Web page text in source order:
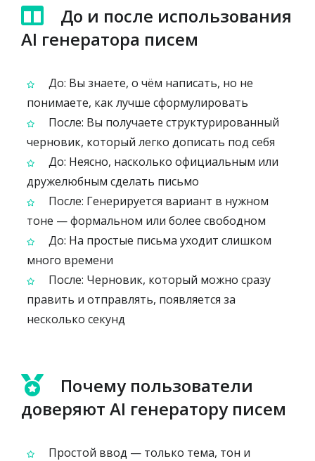
До и после использования
AI генератора писем
До: Вы знаете, о чём написать, но не
понимаете, как лучше сформулировать
После: Вы получаете структурированный
черновик, который легко дописать под себя
До: Неясно, насколько официальным или
дружелюбным сделать письмо
После: Генерируется вариант в нужном
тоне — формальном или более свободном
До: На простые письма уходит слишком
много времени
После: Черновик, который можно сразу
править и отправлять, появляется за
несколько секунд
Почему пользователи
доверяют AI генератору писем
Простой ввод — только тема, тон и